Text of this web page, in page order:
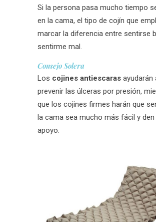
Si la persona pasa mucho tiempo
en la cama, el tipo de cojín que
marcar la diferencia entre sentirse
sentirme mal.
Consejo Solera
Los cojines antiescaras ayudarán
prevenir las úlceras por presión,
que los cojines firmes harán que
la cama sea mucho más fácil y
apoyo.